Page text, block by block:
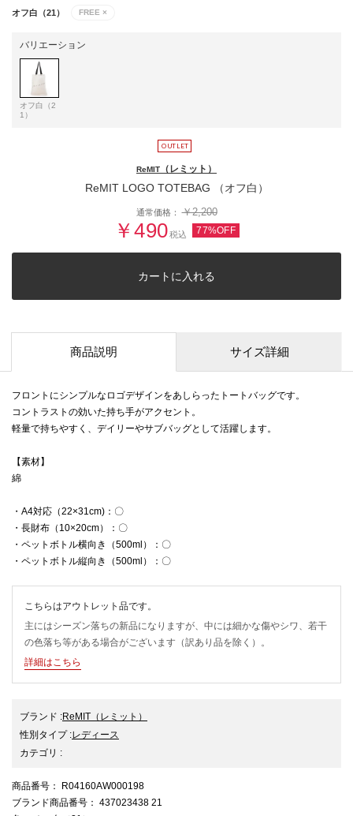
オフ白（21） FREE ×
バリエーション
オフ白（2
1）
ReMIT （レミット）
ReMIT LOGO TOTEBAG （オフ白）
通常価格：￥2,200
￥490税込 77%OFF
カートに入れる
商品説明 サイズ詳細
フロントにシンプルなロゴデザインをあしらったトートバッグです。
コントラストの効いた持ち手がアクセント。
軽量で持ちやすく、デイリーやサブバッグとして活躍します。
【素材】
綿
・A4対応（22×31cm)：〇
・長財布（10×20cm）：〇
・ペットボトル横向き（500ml）：〇
・ペットボトル縦向き（500ml）：〇
こちらはアウトレット品です。
主にはシーズン落ちの新品になりますが、中には細かな傷やシワ、若干
の色落ち等がある場合がございます（訳あり品を除く）。
詳細はこちら
ブランド :ReMIT （レミット）
性別タイプ:レディース
カテゴリ :
商品番号 ： R04160AW000198
ブランド商品番号 ： 437023438 21